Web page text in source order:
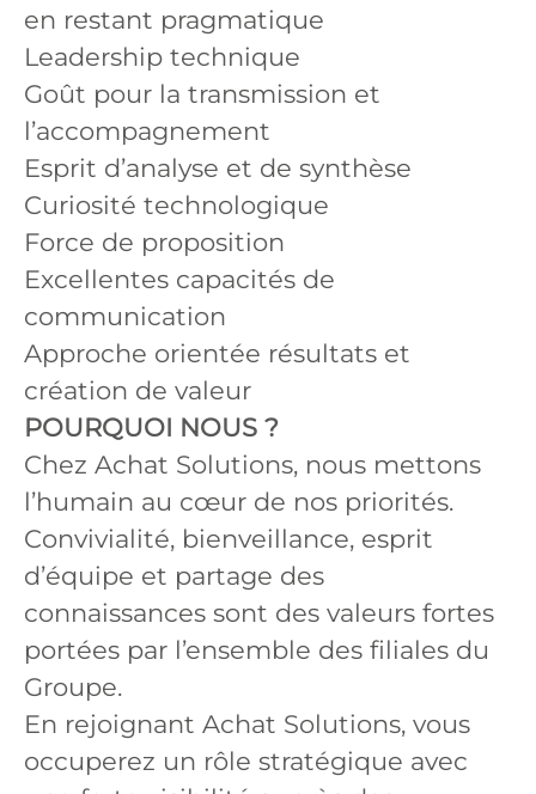
en restant pragmatique
Leadership technique
Goût pour la transmission et
l’accompagnement
Esprit d’analyse et de synthèse
Curiosité technologique
Force de proposition
Excellentes capacités de
communication
Approche orientée résultats et
création de valeur
POURQUOI NOUS ?
Chez Achat Solutions, nous mettons
l’humain au cœur de nos priorités.
Convivialité, bienveillance, esprit
d’équipe et partage des
connaissances sont des valeurs fortes
portées par l’ensemble des filiales du
Groupe.
En rejoignant Achat Solutions, vous
occuperez un rôle stratégique avec